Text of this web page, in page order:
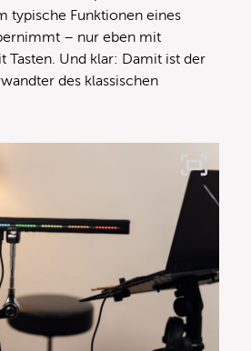
typische Funktionen eines
– nur eben mit
Tasten. Und klar: Damit ist der
des klassischen